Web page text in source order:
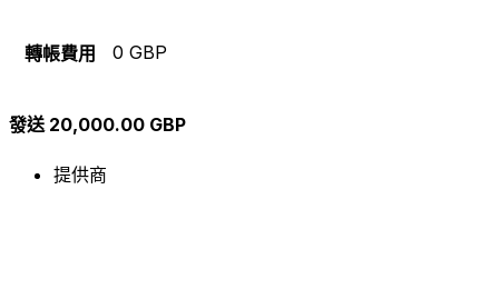
轉帳費用 0 GBP
發送 20,000.00 GBP
提供商